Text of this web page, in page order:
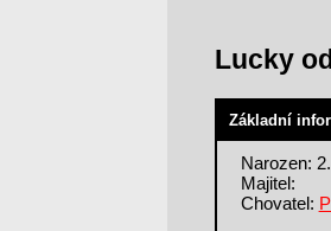
Lucky
Základní
Narozen:
Majitel:
Chovatel: